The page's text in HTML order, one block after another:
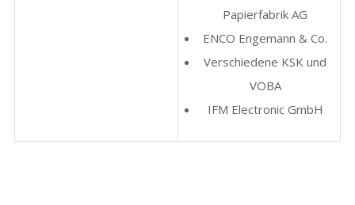
Papierfabrik AG
ENCO Engemann & Co.
Verschiedene KSK und
VOBA
IFM Electronic GmbH